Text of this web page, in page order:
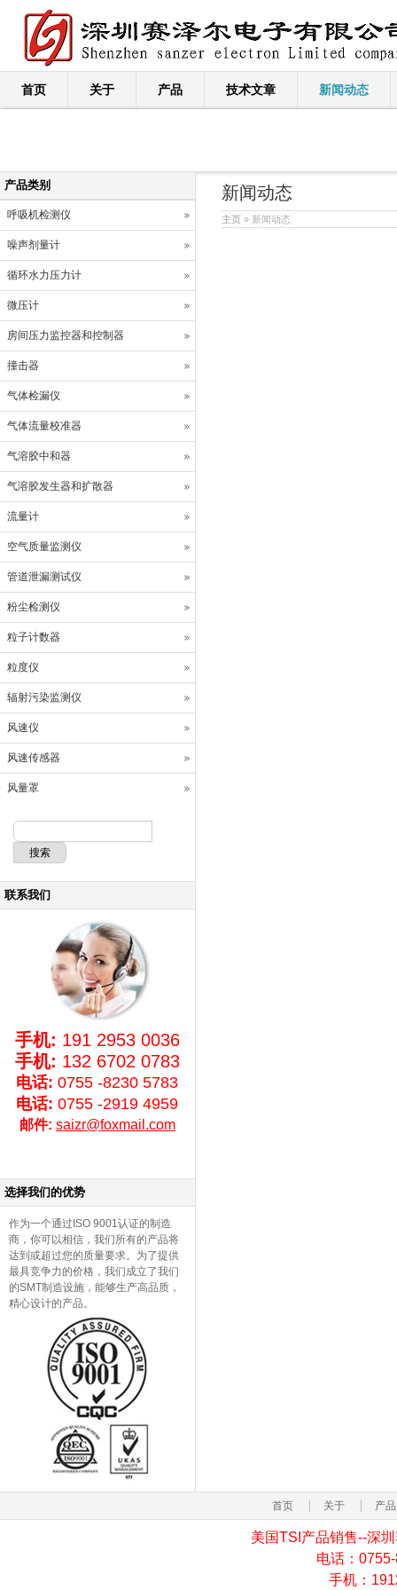
首页 关于 产品 技术文章 新闻动态
新闻动态
主页 » 新闻动态
产品类别
呼吸机检测仪
噪声剂量计
循环水力压力计
微压计
房间压力监控器和控制器
撞击器
气体检漏仪
气体流量校准器
气溶胶中和器
气溶胶发生器和扩散器
流量计
空气质量监测仪
管道泄漏测试仪
粉尘检测仪
粒子计数器
粒度仪
辐射污染监测仪
风速仪
风速传感器
风量罩
联系我们
手机: 191 2953 0036
手机: 132 6702 0783
电话:0755 -8230 5783
电话:0755 -2919 4959
邮件: saizr@foxmail.com
选择我们的优势
作为一个通过ISO 9001认证的制造
商，你可以相信，我们所有的产品将
达到或超过您的质量要求。为了提供
最具竞争力的价格，我们成立了我们
的SMT制造设施，能够生产高品质，
精心设计的产品。
首页 关于 产品
美国TSI产品销售--深
电话：
手机：